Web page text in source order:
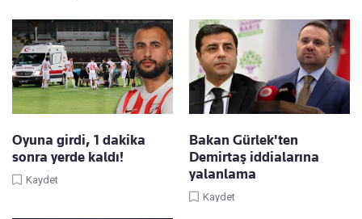
Oyuna girdi, 1 dakika
sonra yerde kaldı!
Kaydet
Bakan Gürlek'ten
Demirtaş iddialarına
yalanlama
Kaydet